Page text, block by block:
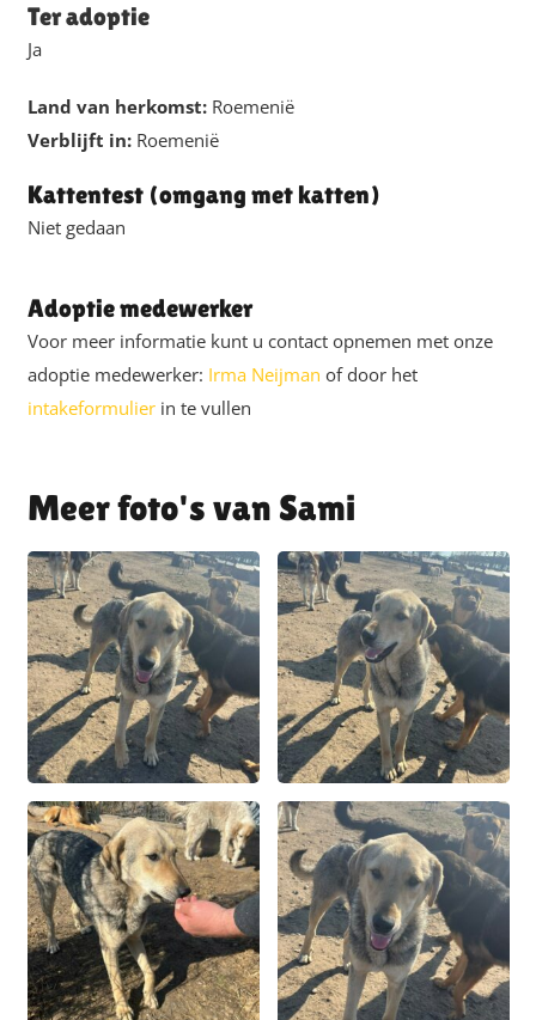
Ter adoptie
Ja
Land van herkomst: Roemenië
Verblijft in: Roemenië
Kattentest (omgang met katten)
Niet gedaan
Adoptie medewerker
Voor meer informatie kunt u contact opnemen met onze
adoptie medewerker: Irma Neijman of door het
intakeformulierin te vullen
Sami